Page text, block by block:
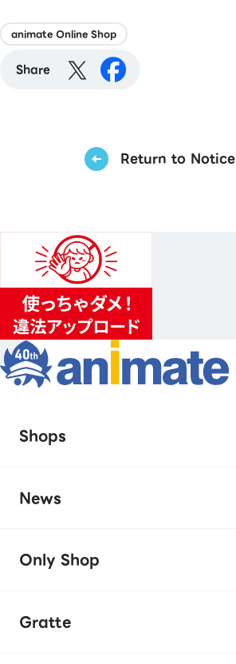
animate Online Shop
Share
Return to Notice
Shops
News
Only Shop
Gratte